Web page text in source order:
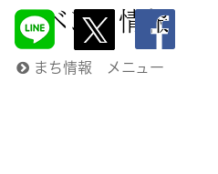
イベント情報
まち情報 メニュー